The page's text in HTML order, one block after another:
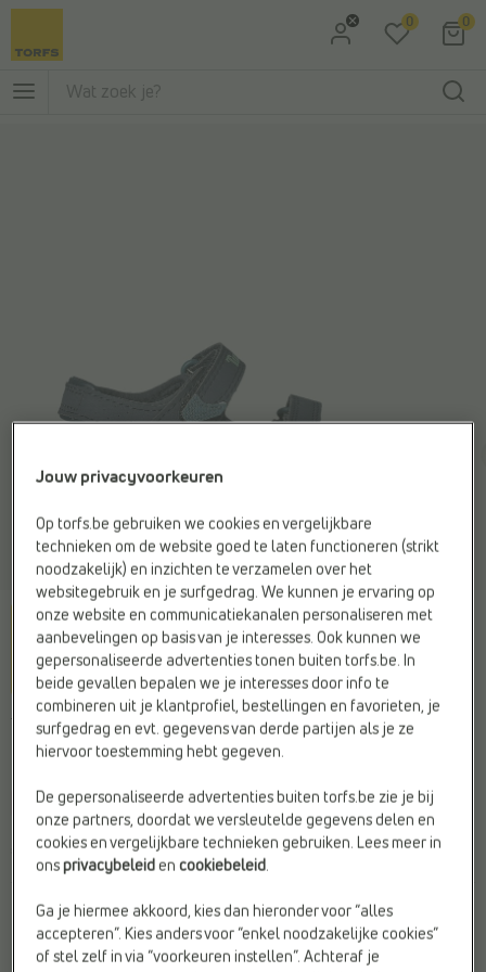
Ga naar Hoofdmenu
0 0
TIMBERLAND
Sandalen blauw
prijsje
€ 45,95
Kleur
Jouw privacyvoorkeuren
Op torfs.be gebruiken we cookies en vergelijkbare
technieken om de website goed te laten functioneren (strikt
noodzakelijk) en inzichten te verzamelen over het
websitegebruik en je surfgedrag. We kunnen je ervaring op
onze website en communicatiekanalen personaliseren met
aanbevelingen op basis van je interesses. Ook kunnen we
gepersonaliseerde advertenties tonen buiten torfs.be. In
beide gevallen bepalen we je interesses door info te
combineren uit je klantprofiel, bestellingen en favorieten, je
surfgedrag en evt. gegevens van derde partijen als je ze
hiervoor toestemming hebt gegeven.
De gepersonaliseerde advertenties buiten torfs.be zie je bij
onze partners, doordat we versleutelde gegevens delen en
cookies en vergelijkbare technieken gebruiken. Lees meer in
onsprivacybeleid encookiebeleid.
Ga je hiermee akkoord, kies dan hieronder voor “alles
accepteren”. Kies anders voor “enkel noodzakelijke cookies”
of stel zelf in via “voorkeuren instellen”. Achteraf je